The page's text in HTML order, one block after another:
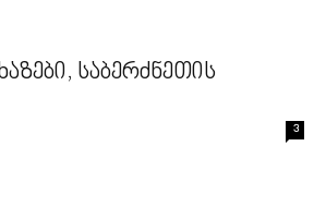
საბერძნეთის
3